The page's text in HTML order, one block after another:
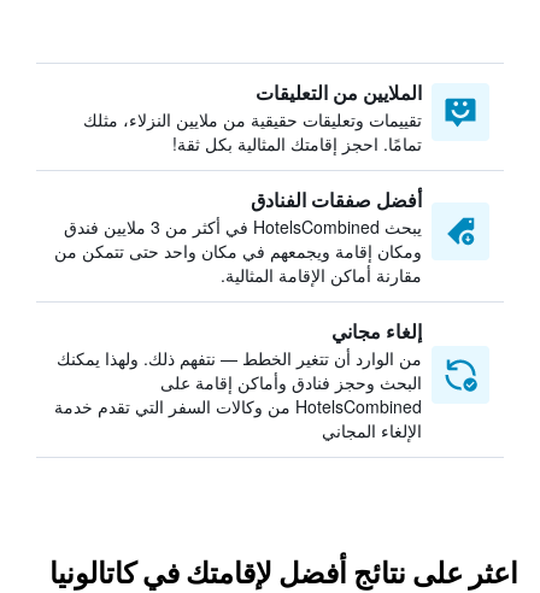
الملايين من التعليقات
تقييمات وتعليقات حقيقية من ملايين النزلاء، مثلك
تمامًا. احجز إقامتك المثالية بكل ثقة!
أفضل صفقات الفنادق
يبحث HotelsCombined في أكثر من 3 ملايين فندق
ومكان إقامة ويجمعهم في مكان واحد حتى تتمكن من
مقارنة أماكن الإقامة المثالية.
إلغاء مجاني
من الوارد أن تتغير الخطط — نتفهم ذلك. ولهذا يمكنك
البحث وحجز فنادق وأماكن إقامة على
HotelsCombined من وكالات السفر التي تقدم خدمة
الإلغاء المجاني
اعثر على نتائج أفضل لإقامتك في كاتالونيا